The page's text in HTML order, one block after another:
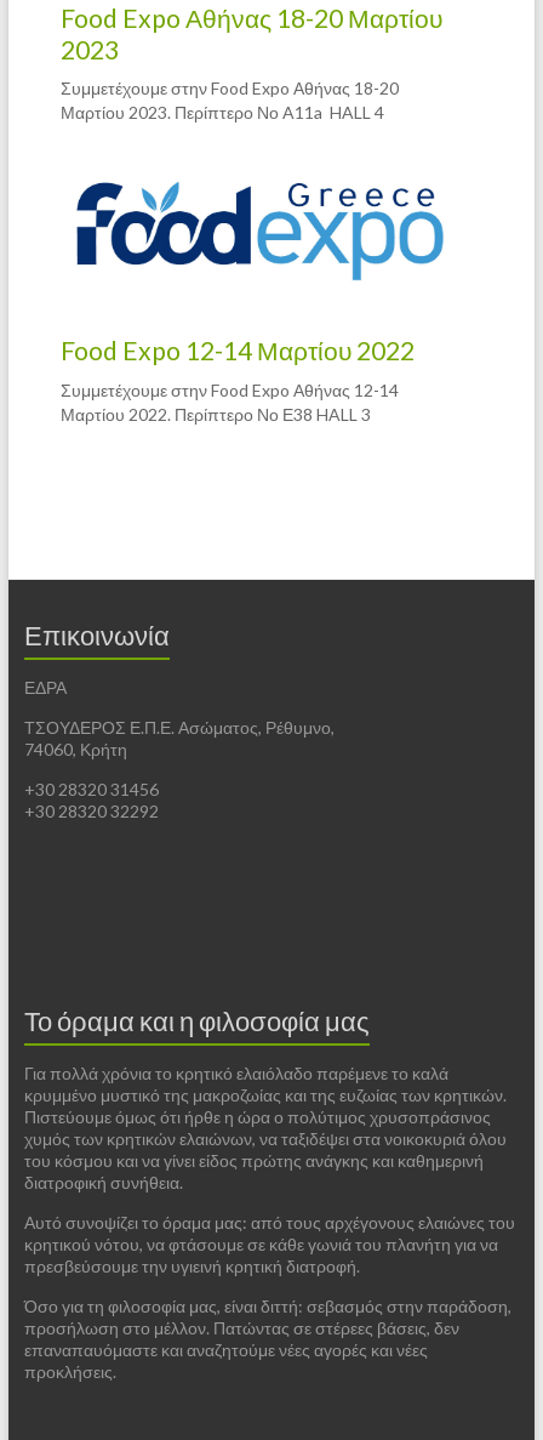
Food Expo Αθήνας 18-20 Μαρτίου
2023
Συμμετέχουμε στην Food Expo Αθήνας 18-20
Μαρτίου 2023. Περίπτερο Νο A11a HALL 4
Food Expo 12-14 Μαρτίου 2022
Συμμετέχουμε στην Food Expo Αθήνας 12-14
Μαρτίου 2022. Περίπτερο Νο Ε38 HALL 3
Επικοινωνία
ΕΔΡΑ
ΤΣΟΥΔΕΡΟΣ Ε.Π.Ε. Ασώματος, Ρέθυμνο,
74060, Κρήτη
+30 28320 31456
+30 28320 32292
Το όραμα και η φιλοσοφία μας
Για πολλά χρόνια το κρητικό ελαιόλαδο παρέμενε το καλά
κρυμμένο μυστικό της μακροζωίας και της ευζωίας των κρητικών.
Πιστεύουμε όμως ότι ήρθε η ώρα ο πολύτιμος χρυσοπράσινος
χυμός των κρητικών ελαιώνων, να ταξιδέψει στα νοικοκυριά όλου
του κόσμου και να γίνει είδος πρώτης ανάγκης και καθημερινή
διατροφική συνήθεια.
Αυτό συνοψίζει το όραμα μας: από τους αρχέγονους ελαιώνες του
κρητικού νότου, να φτάσουμε σε κάθε γωνιά του πλανήτη για να
πρεσβεύσουμε την υγιεινή κρητική διατροφή.
Όσο για τη φιλοσοφία μας, είναι διττή: σεβασμός στην παράδοση,
προσήλωση στο μέλλον. Πατώντας σε στέρεες βάσεις, δεν
επαναπαυόμαστε και αναζητούμε νέες αγορές και νέες
προκλήσεις.